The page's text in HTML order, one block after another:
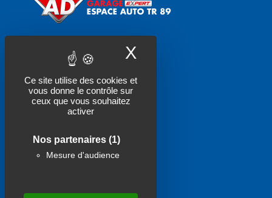
Ce site utilise des cookies et
vous donne le contrôle sur
ceux que vous souhaitez
activer
Nos partenaires (1)
Mesure d'audience
X
Contactez-nous
Actualités
Politique de confidentialité